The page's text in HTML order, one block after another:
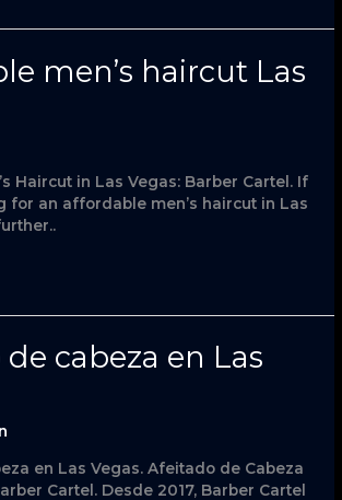
men’s haircut Las
Haircut in Las Vegas: Barber Cartel. If
for an affordable men’s haircut in Las
cabeza en Las
en Las Vegas. Afeitado de Cabeza
Cartel. Desde 2017, Barber Cartel